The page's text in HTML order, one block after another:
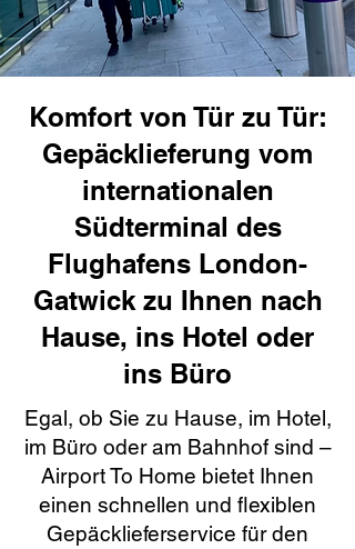
Komfort von Tür zu Tür:
Gepäcklieferung vom
internationalen
Südterminal des
Flughafens London-
Gatwick zu Ihnen nach
Hause, ins Hotel oder
ins Büro
Egal, ob Sie zu Hause, im Hotel,
im Büro oder am Bahnhof sind –
Airport To Home bietet Ihnen
einen schnellen und flexiblen
Gepäcklieferservice für den